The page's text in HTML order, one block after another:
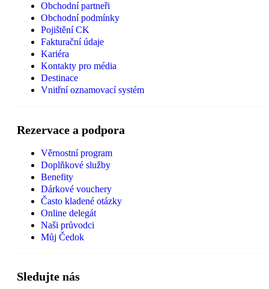
Obchodní partneři
Obchodní podmínky
Pojištění CK
Fakturační údaje
Kariéra
Kontakty pro média
Destinace
Vnitřní oznamovací systém
Rezervace a podpora
Věrnostní program
Doplňkové služby
Benefity
Dárkové vouchery
Často kladené otázky
Online delegát
Naši průvodci
Můj Čedok
Sledujte nás